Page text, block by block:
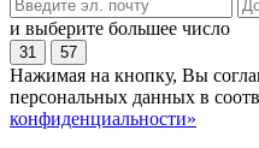
и выберите большее число
31 57
Нажимая на кнопку, Вы
персональных данных в
конфиденциальности»